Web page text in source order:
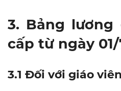
3. Bảng lương
cấp từ ngày
3.1 Đối với giáo